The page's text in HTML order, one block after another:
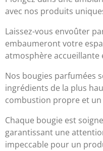
avec nos produits
Laissez-vous envoûter
embaumeront votre
atmosphère accueillante
Nos bougies parfumées
ingrédients de la plus
combustion propre et
Chaque bougie est
garantissant une
impeccable pour un